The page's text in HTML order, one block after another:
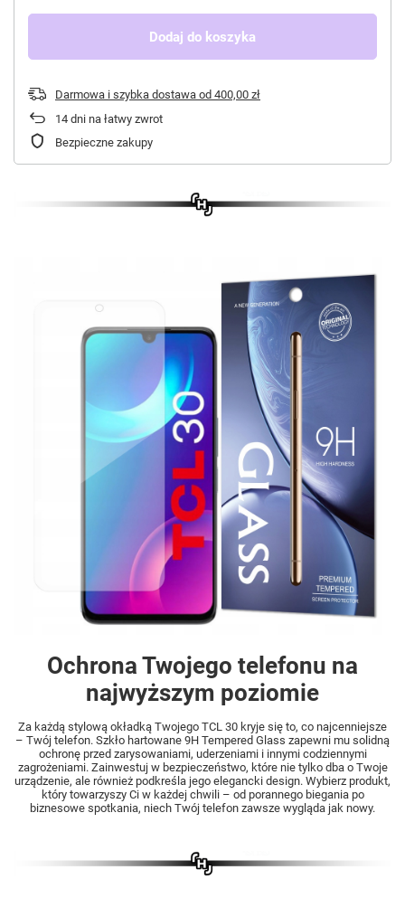
Dodaj do koszyka
Darmowa i szybka dostawa od 400,00 zł
14 dni na łatwy zwrot
Bezpieczne zakupy
Ochrona Twojego telefonu na
najwyższym poziomie
Za każdą stylową okładką Twojego TCL 30 kryje się to, co najcenniejsze
– Twój telefon. Szkło hartowane 9H Tempered Glass zapewni mu solidną
ochronę przed zarysowaniami, uderzeniami i innymi codziennymi
zagrożeniami. Zainwestuj w bezpieczeństwo, które nie tylko dba o Twoje
urządzenie, ale również podkreśla jego elegancki design. Wybierz produkt,
który towarzyszy Ci w każdej chwili – od porannego biegania po
biznesowe spotkania, niech Twój telefon zawsze wygląda jak nowy.